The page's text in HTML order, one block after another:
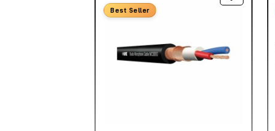
Best Seller